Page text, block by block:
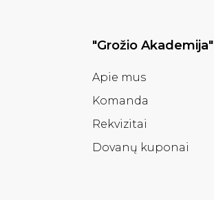
"Grožio Akademija"
Apie mus
Komanda
Rekvizitai
Dovanų kuponai